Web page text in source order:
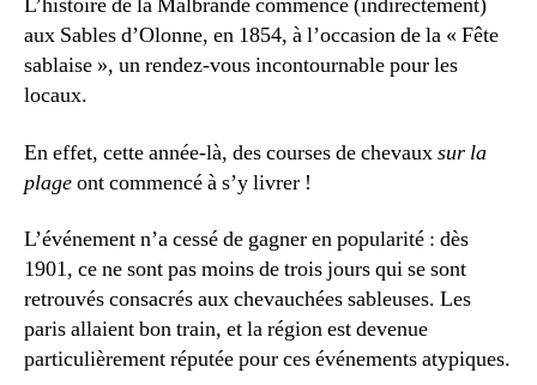
L’histoire de la Malbrande commence (indirectement)
aux Sables d’Olonne, en 1854, à l’occasion de la « Fête
sablaise », un rendez-vous incontournable pour les
locaux.
En effet, cette année-là, des courses de chevauxsur la
plageont commencé à s’y livrer !
L’événement n’a cessé de gagner en popularité : dès
1901, ce ne sont pas moins de trois jours qui se sont
retrouvés consacrés aux chevauchées sableuses. Les
paris allaient bon train, et la région est devenue
particulièrement réputée pour ces événements atypiques.